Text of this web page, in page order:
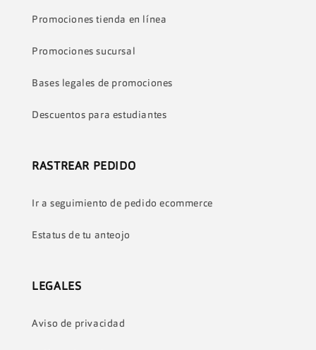
Promociones tienda en línea
Promociones sucursal
Bases legales de promociones
Descuentos para estudiantes
RASTREAR PEDIDO
Ir a seguimiento de pedido ecommerce
Estatus de tu anteojo
LEGALES
Aviso de privacidad